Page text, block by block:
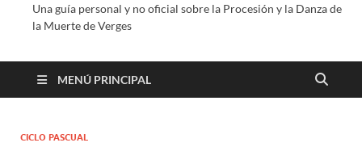
Una guía personal y no oficial sobre la Procesión y la Danza de
la Muerte de Verges
MENÚ PRINCIPAL
CICLO PASCUAL